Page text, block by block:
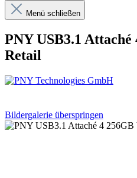
Menü schließen
PNY USB3.1 Attaché
Retail
Bildergalerie überspringen